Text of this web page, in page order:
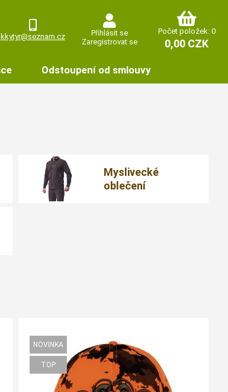
kkytyr@seznam.cz
Přihlásit se
Zaregistrovat se
Počet položek: 0
0,00 CZK
Odstoupení od smlouvy
Myslivecké
oblečení